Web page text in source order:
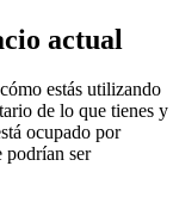
actual
estás utilizando
de lo que tienes y
ocupado por
podrían ser